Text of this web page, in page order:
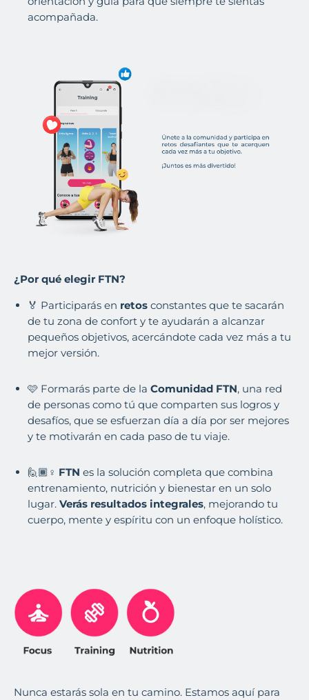
acompañada.
¿Por qué elegir FTN?
🏅 Participarás en retos constantes que te sacarán
de tu zona de confort y te ayudarán a alcanzar
pequeños objetivos, acercándote cada vez más a tu
mejor versión.
🩷 Formarás parte de la Comunidad FTN, una red
de personas como tú que comparten sus logros y
desafíos, que se esfuerzan día a día por ser mejores
y te motivarán en cada paso de tu viaje.
🙋🏾♀️ FTN es la solución completa que combina
entrenamiento, nutrición y bienestar en un solo
lugar. Verás resultados integrales, mejorando tu
cuerpo, mente y espíritu con un enfoque holístico.
Nunca estarás sola en tu camino. Estamos aquí para